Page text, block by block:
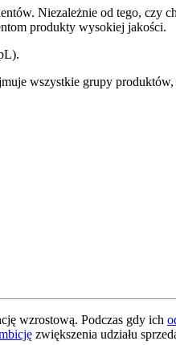
Niezależnie od tego,
produkty wysokiej jakości.
wszystkie grupy
wzrostową. Podczas gdy ich
zwiększenia udziału